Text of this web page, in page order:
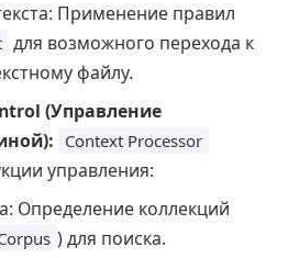
Применение правил
для возможного перехода к
файлу.
(Управление
Context Processor
управления:
Определение коллекций
) для поиска.